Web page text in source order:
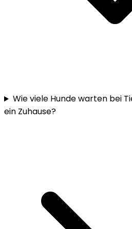
Wie viele Hunde warten bei
ein Zuhause?